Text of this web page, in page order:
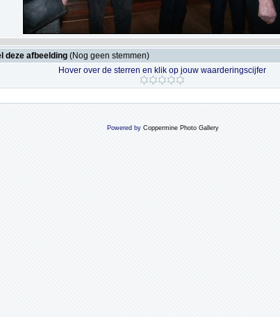
deze afbeelding (Nog geen stemmen)
Hover over de sterren en klik op jouw waarderingscijfer
Powered by Coppermine Photo Gallery